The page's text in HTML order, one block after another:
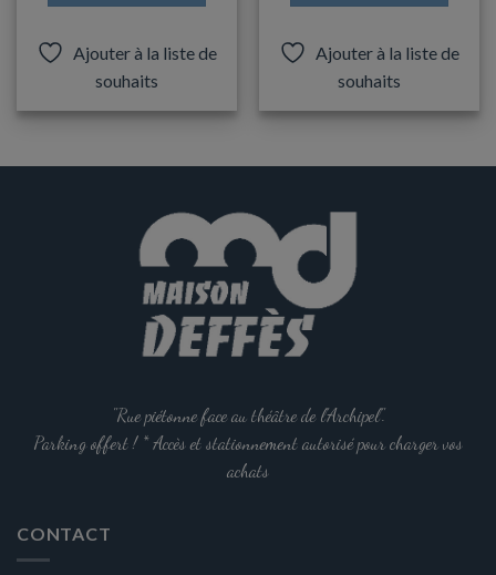
Ajouter à la liste de
souhaits
Ajouter à la liste de
souhaits
"Rue piétonne face au théâtre de l'Archipel".
Parking offert ! * Accès et stationnement autorisé pour charger vos
achats
CONTACT